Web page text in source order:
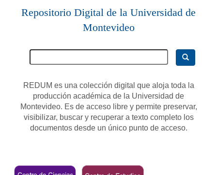
Repositorio Digital de la Universidad de
Montevideo
REDUM es una colección digital que aloja toda la
producción académica de la Universidad de
Montevideo. Es de acceso libre y permite preservar,
visibilizar, buscar y recuperar a texto completo los
documentos desde un único punto de acceso.